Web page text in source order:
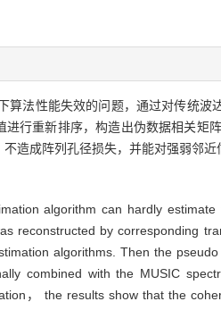
法性能失效的问题，通过对传统波
行重新排序，构造出伪数据相关矩
造成阵列孔径损失，并能对强弱邻近
algorithm can hardly
reconstructed by corresponding
algorithms. Then the
combined with the MUSIC
， the results show that the